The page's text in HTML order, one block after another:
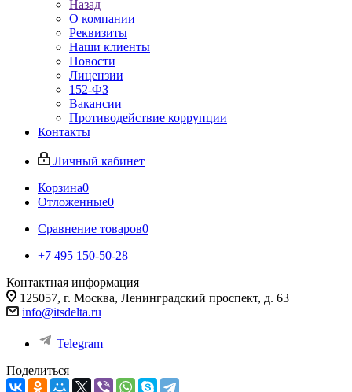
Назад
О компании
Реквизиты
Наши клиенты
Новости
Лицензии
152-ФЗ
Вакансии
Противодействие коррупции
Контакты
Личный кабинет
Корзина0
Отложенные0
Сравнение товаров0
+7 495 150-50-28
Контактная информация
125057, г. Москва, Ленинградский проспект, д. 63
info@itsdelta.ru
Telegram
Поделиться